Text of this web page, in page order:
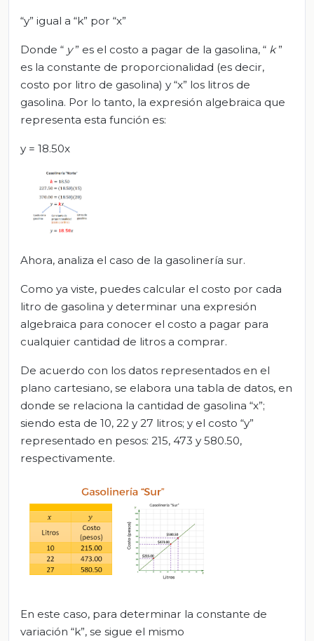
“y” igual a “k” por “x”
Donde “ y” es el costo a pagar de la gasolina, “ k”
es la constante de proporcionalidad (es decir,
costo por litro de gasolina) y “x” los litros de
gasolina. Por lo tanto, la expresión algebraica que
representa esta función es:
y = 18.50x
Ahora, analiza el caso de la gasolinería sur.
Como ya viste, puedes calcular el costo por cada
litro de gasolina y determinar una expresión
algebraica para conocer el costo a pagar para
cualquier cantidad de litros a comprar.
De acuerdo con los datos representados en el
plano cartesiano, se elabora una tabla de datos, en
donde se relaciona la cantidad de gasolina “x”;
siendo esta de 10, 22 y 27 litros; y el costo “y”
representado en pesos: 215, 473 y 580.50,
respectivamente.
En este caso, para determinar la constante de
variación “k”, se sigue el mismo